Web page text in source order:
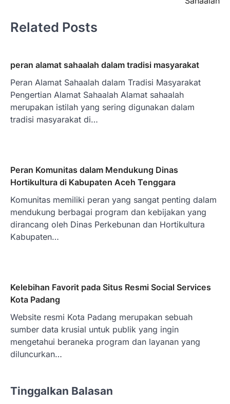
Related Posts
peran alamat sahaalah dalam tradisi masyarakat
Peran Alamat Sahaalah dalam Tradisi Masyarakat
Pengertian Alamat Sahaalah Alamat sahaalah
merupakan istilah yang sering digunakan dalam
tradisi masyarakat di…
Peran Komunitas dalam Mendukung Dinas
Hortikultura di Kabupaten Aceh Tenggara
Komunitas memiliki peran yang sangat penting dalam
mendukung berbagai program dan kebijakan yang
dirancang oleh Dinas Perkebunan dan Hortikultura
Kabupaten…
Kelebihan Favorit pada Situs Resmi Social Services
Kota Padang
Website resmi Kota Padang merupakan sebuah
sumber data krusial untuk publik yang ingin
mengetahui beraneka program dan layanan yang
diluncurkan…
Tinggalkan Balasan